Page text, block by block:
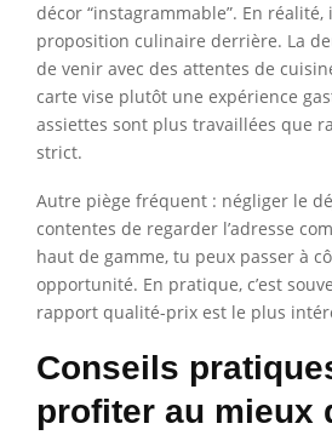
décor “instagrammable”. En réalité,
proposition culinaire derrière. La
de venir avec des attentes de
carte vise plutôt une expérience
assiettes sont plus travaillées que
strict.
Autre piège fréquent : négliger le
contentes de regarder l’adresse
haut de gamme, tu peux passer à
opportunité. En pratique, c’est
rapport qualité-prix est le plus
Conseils
profiter au mieux